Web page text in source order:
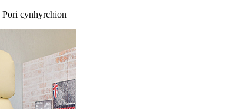
Pori cynhyrchion